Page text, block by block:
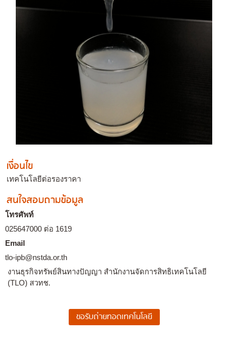
เงื่อนไข
เทคโนโลยีต่อรองราคา
สนใจสอบถามข้อมูล
โทรศัพท์
025647000 ต่อ 1619
Email
tlo-ipb@nstda.or.th
งานธุรกิจทรัพย์สินทางปัญญา สำนักงานจัดการสิทธิเทคโนโลยี
(TLO) สวทช.